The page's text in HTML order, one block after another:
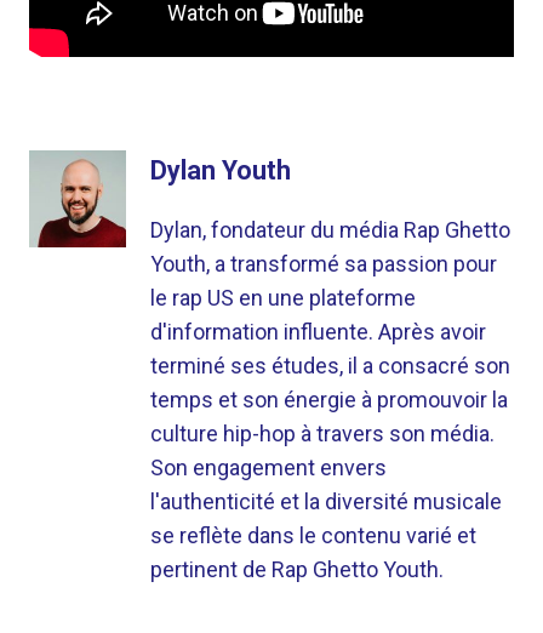
Dylan Youth
Dylan, fondateur du média Rap Ghetto
Youth, a transformé sa passion pour
le rap US en une plateforme
d'information influente. Après avoir
terminé ses études, il a consacré son
temps et son énergie à promouvoir la
culture hip-hop à travers son média.
Son engagement envers
l'authenticité et la diversité musicale
se reflète dans le contenu varié et
pertinent de Rap Ghetto Youth.